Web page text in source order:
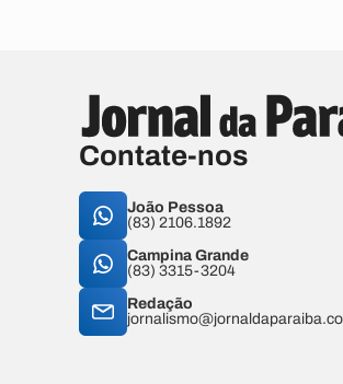
Contate-nos
João Pessoa
(83) 2106.1892
Campina Grande
(83) 3315-3204
Redação